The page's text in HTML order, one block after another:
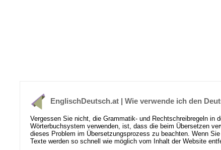
EnglischDeutsch.at | Wie verwende ich den
Vergessen Sie nicht, die Grammatik- und Rechtschreibregeln
Wörterbuchsystem verwenden, ist, dass die beim Übersetzen
dieses Problem im Übersetzungsprozess zu beachten. Wenn
Texte werden so schnell wie möglich vom Inhalt der Website